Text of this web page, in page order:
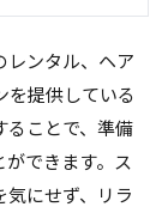
レンタル、ヘア
を提供している
ることで、準備
できます。ス
にせず、リラ